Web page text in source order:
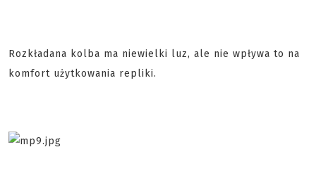
Rozkładana kolba ma niewielki luz, ale nie wpływa to na
komfort użytkowania repliki.